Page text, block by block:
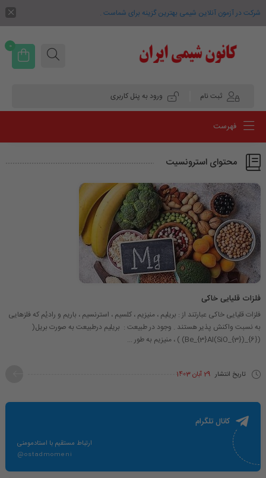
شرکت در آزمون آنلاین شیمی بهترین گزینه برای شماست .
ثبت نام ورود به پنل کاربری
0
فهرست
محتوای استرونسیت
فلزات قلیایی خاکی
فلزات قلیایی خاکی عبارتند از : بریلیم ، منیزیم ، کلسیم ، استرنسیم ، باریم و رادیُم که فلزهایی
به نسبت واکنش پذیر هستند . وجود در طبیعت : بریلیم درطبیعت به صورت بریل​(
(Be_{3}Al(SiO_{3})_{6}) )​ ، منیزیم به طور ...
تاریخ انتشار 29 آبان 1403
کانال تلگرام
ارتباط مستقیم با استادمومنی
@ostadmomeni